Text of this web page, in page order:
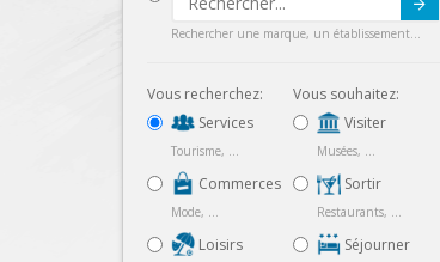
Rechercher une marque, un établissement...
Vous recherchez:
Services
Tourisme, ...
Commerces
Mode, ...
Loisirs
Vous souhaitez:
Visiter
Musées, ...
Sortir
Restaurants, ...
Séjourner